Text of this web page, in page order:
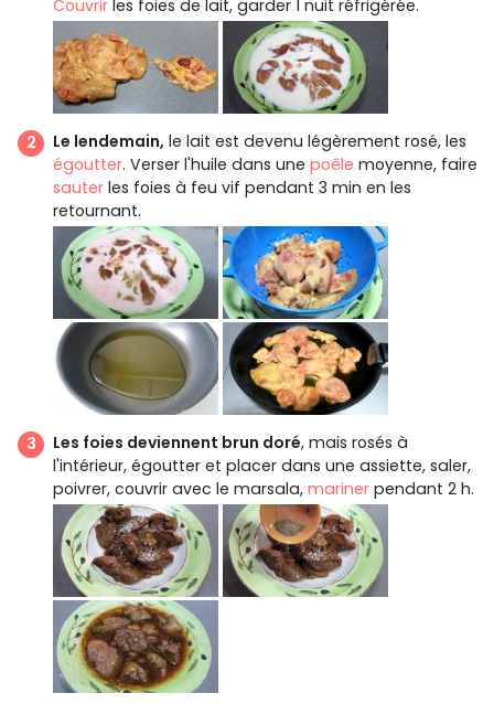
Couvrir les foies de lait, garder 1 nuit réfrigérée.
Le lendemain, le lait est devenu légèrement rosé, les
égoutter. Verser l'huile dans une poêle moyenne, faire
sauter les foies à feu vif pendant 3 min en les
retournant.
Les foies deviennent brun doré, mais rosés à
l'intérieur, égoutter et placer dans une assiette, saler,
poivrer, couvrir avec le marsala, mariner pendant 2 h.